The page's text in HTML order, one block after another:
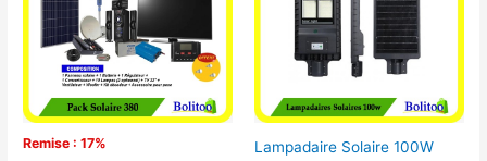
Remise : 17% Lampadaire Solaire 100W